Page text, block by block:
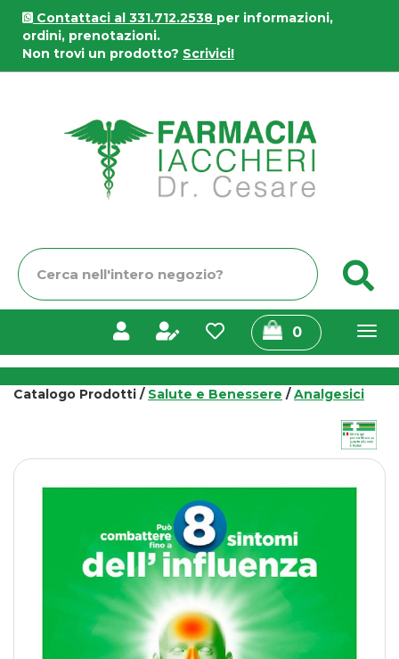
Passa
contenuto
principale
Contattaci al 331.712.2538 per informazioni,
ordini, prenotazioni.
Non trovi un prodotto? Scrivici!
Cerca
Prodotto
0prodotti
inseriti
Catalogo Prodotti / Salute e Benessere /Analgesici